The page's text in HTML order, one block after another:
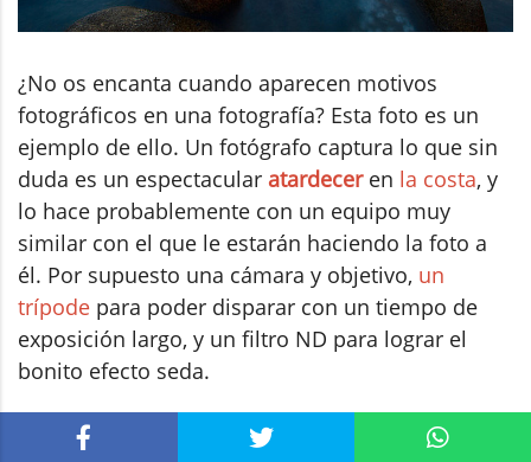
¿No os encanta cuando aparecen motivos
fotográficos en una fotografía? Esta foto es un
ejemplo de ello. Un fotógrafo captura lo que sin
duda es un espectacular atardeceren la costa, y
lo hace probablemente con un equipo muy
similar con el que le estarán haciendo la foto a
él. Por supuesto una cámara y objetivo, un
trípode para poder disparar con un tiempo de
exposición largo, y un filtro ND para lograr el
bonito efecto seda.
Observamos además que seguramente se trate